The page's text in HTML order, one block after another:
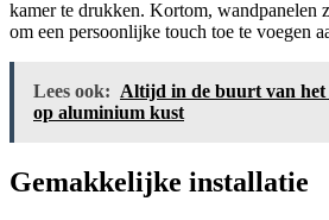
kamer te drukken. Kortom, wandpanelen
om een persoonlijke touch toe te voegen
Lees ook: Altijd in de buurt van het
op aluminium kust
Gemakkelijke installatie